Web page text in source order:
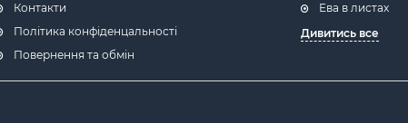
Контакти
Політика конфіденцальності
Повернення та обмін
Ева в листах
Дивитись все